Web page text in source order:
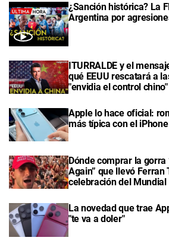
¿Sanción histórica? La
Argentina por
ITURRALDE y el
qué EEUU rescatará a
"envidia el control chino"
Apple lo hace oficial:
más típica con el
Dónde comprar la
Again” que llevó Ferran
celebración del Mundial
La novedad que trae
"te va a doler"